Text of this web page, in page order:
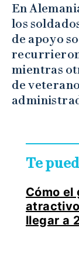
En
los
de apoyo
recurrieron
mientras
de
Te
Cómo el
llegar a